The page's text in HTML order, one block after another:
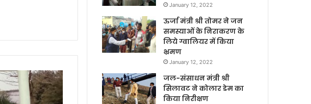
January 12, 2022
ऊर्जा मंत्री श्री तोमर ने जन
समस्याओं के निराकरण के
लिये ग्वालियर में किया
भ्रमण
January 12, 2022
जल-संसाधन मंत्री श्री
सिलावट ने कोलार डेम का
किया निरीक्षण